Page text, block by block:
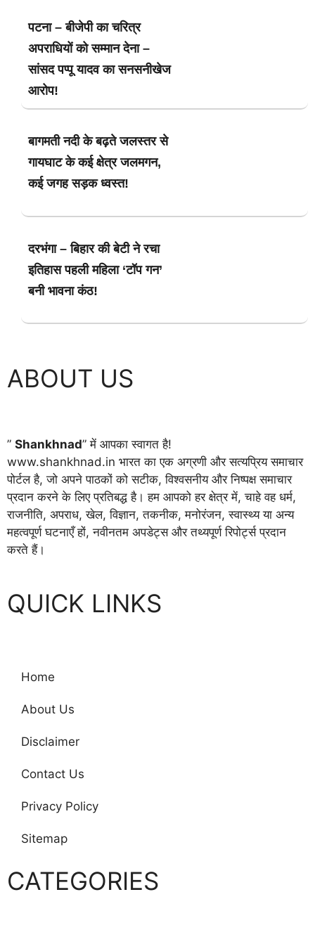
पटना – बीजेपी का चरित्र
अपराधियों को सम्मान देना –
सांसद पप्पू यादव का सनसनीखेज
आरोप!
बागमती नदी के बढ़ते जलस्तर से
गायघाट के कई क्षेत्र जलमगन,
कई जगह सड़क ध्वस्त!
दरभंगा – बिहार की बेटी ने रचा
इतिहास पहली महिला ‘टॉप गन’
बनी भावना कंठ!
ABOUT US
” Shankhnad” में आपका स्वागत है!
www.shankhnad.in भारत का एक अग्रणी और सत्यप्रिय समाचार
पोर्टल है, जो अपने पाठकों को सटीक, विश्वसनीय और निष्पक्ष समाचार
प्रदान करने के लिए प्रतिबद्ध है। हम आपको हर क्षेत्र में, चाहे वह धर्म,
राजनीति, अपराध, खेल, विज्ञान, तकनीक, मनोरंजन, स्वास्थ्य या अन्य
महत्वपूर्ण घटनाएँ हों, नवीनतम अपडेट्स और तथ्यपूर्ण रिपोर्ट्स प्रदान
करते हैं।
QUICK LINKS
Home
About Us
Disclaimer
Contact Us
Privacy Policy
Sitemap
CATEGORIES